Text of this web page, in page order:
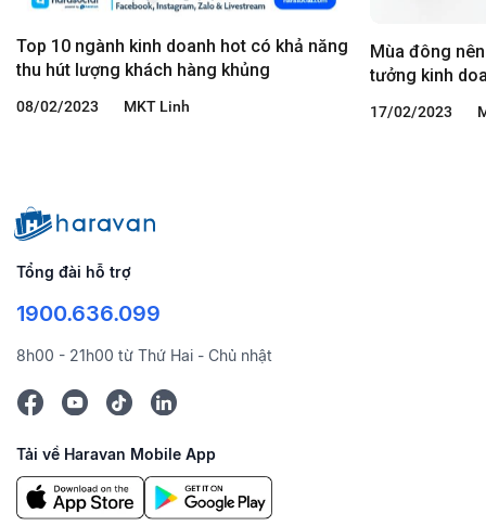
Top 10 ngành kinh doanh hot có khả năng
thu hút lượng khách hàng khủng
08/02/2023 MKT Linh
Mùa đông
tưởng kinh
17/02/2023
Tổng đài hỗ trợ
1900.636.099
8h00 - 21h00 từ Thứ Hai - Chủ nhật
Tải về Haravan Mobile App